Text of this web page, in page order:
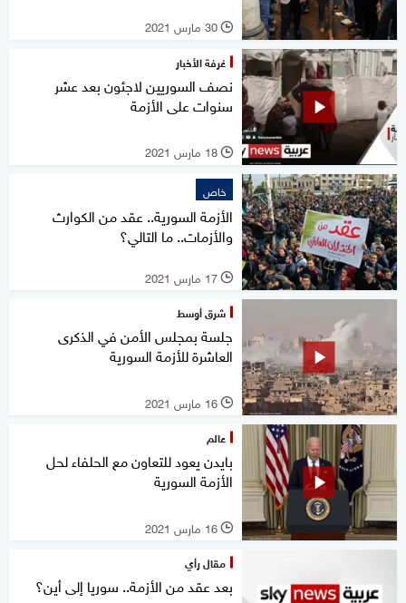
l 30 مارس 2021
غرفة الأخبار
نصف السوريين لاجئون بعد عشر
سنوات على الأزمة ​
l 18 مارس 2021
خاص
الأزمة السورية.. عقد من الكوارث
والأزمات.. ما التالي؟
l 17 مارس 2021
شرق أوسط
جلسة بمجلس الأمن في الذكرى
العاشرة للأزمة السورية
l 16 مارس 2021
عالم
بايدن يعود للتعاون مع الحلفاء لحل
الأزمة السورية
l 16 مارس 2021
مقال رأي
بعد عقد من الأزمة.. سوريا إلى أين؟